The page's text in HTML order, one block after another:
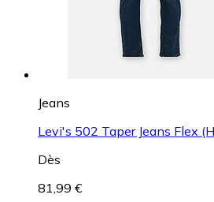
Jeans
Levi's 502 Taper Jeans Flex
Dès
81,99 €